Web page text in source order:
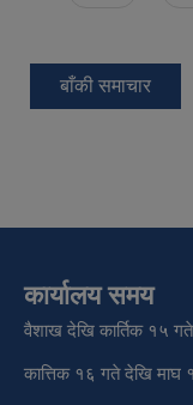
बाँकी समाचार
कार्यालय समय
वैशाख देखि कार्तिक १५
कात्तिक १६ गते देखि माघ